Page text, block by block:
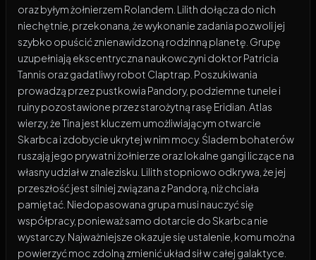
oraz byłym żołnierzem Rolandem. Lilith dołącza do nich
niechętnie, przekonana, że wykonanie zadania pozwoli jej
szybko opuścić znienawidzoną rodzinną planetę. Grupę
uzupełniają ekscentryczna naukowczyni doktor Patricia
Tannis oraz gadatliwy robot Claptrap. Poszukiwania
prowadzą przez pustkowia Pandory, podziemne tunele i
ruiny pozostawione przez starożytną rasę Eridian. Atlas
wierzy, że Tina jest kluczem umożliwiającym otwarcie
Skarbca i zdobycie ukrytej w nim mocy. Śladem bohaterów
ruszają jego prywatni żołnierze oraz lokalne gangi liczące na
własny udział w znalezisku. Lilith stopniowo odkrywa, że jej
przeszłość jest silniej związana z Pandorą, niż chciała
pamiętać. Niedopasowana grupa musi nauczyć się
współpracy, ponieważ samo dotarcie do Skarbca nie
wystarczy. Najważniejsze okazuje się ustalenie, komu można
powierzyć moc zdolną zmienić układ sił w całej galaktyce.